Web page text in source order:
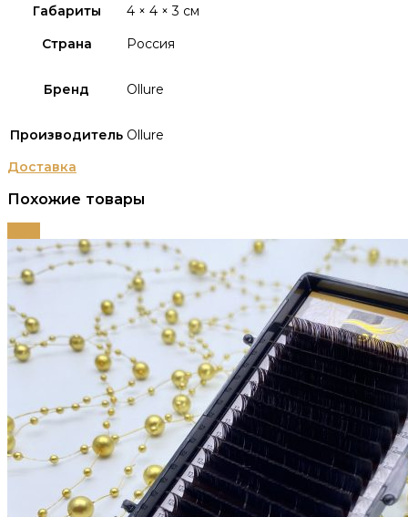
Габариты
4 × 4 × 3 см
Страна
Россия
Бренд Ollure
Производитель Ollure
Доставка
Похожие товары